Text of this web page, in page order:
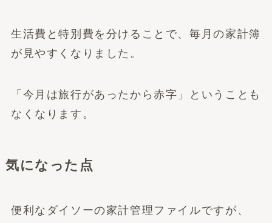
生活費と特別費を分けることで、毎月の家計簿
が見やすくなりました。
「今月は旅行があったから赤字」ということも
なくなります。
気になった点
便利なダイソーの家計管理ファイルですが、